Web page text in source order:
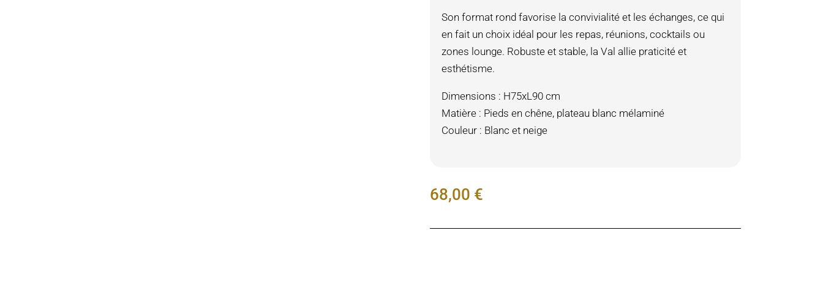
Son format rond favorise la convivialité et les échanges, ce qui
en fait un choix idéal pour les repas, réunions, cocktails ou
zones lounge. Robuste et stable, la Val allie praticité et
esthétisme.
Dimensions : H75xL90 cm
Matière : Pieds en chêne, plateau blanc mélaminé
Couleur : Blanc et neige
68,00 €